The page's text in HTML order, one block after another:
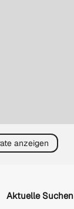
anzeigen
Aktuelle Suchen